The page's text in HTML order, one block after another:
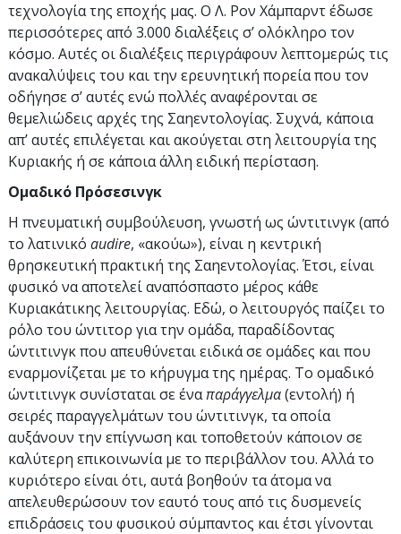
τεχνολογία της εποχής μας. Ο Λ. Ρον Χάμπαρντ έδωσε
περισσότερες από 3.000 διαλέξεις σ’ ολόκληρο τον
κόσμο. Αυτές οι διαλέξεις περιγράφουν λεπτομερώς τις
ανακαλύψεις του και την ερευνητική πορεία που τον
οδήγησε σ’ αυτές ενώ πολλές αναφέρονται σε
θεμελιώδεις αρχές της Σαηεντολογίας. Συχνά, κάποια
απ’ αυτές επιλέγεται και ακούγεται στη λειτουργία της
Κυριακής ή σε κάποια άλλη ειδική περίσταση.
Ομαδικό Πρόσεσινγκ
Η πνευματική συμβούλευση, γνωστή ως ώντιτινγκ (από
το λατινικό audire, «ακούω»), είναι η κεντρική
θρησκευτική πρακτική της Σαηεντολογίας. Έτσι, είναι
φυσικό να αποτελεί αναπόσπαστο μέρος κάθε
Κυριακάτικης λειτουργίας. Εδώ, ο λειτουργός παίζει το
ρόλο του ώντιτορ για την ομάδα, παραδίδοντας
ώντιτινγκ που απευθύνεται ειδικά σε ομάδες και που
εναρμονίζεται με το κήρυγμα της ημέρας. Το ομαδικό
ώντιτινγκ συνίσταται σε έναπαράγγελμα(εντολή) ή
σειρές παραγγελμάτων του ώντιτινγκ, τα οποία
αυξάνουν την επίγνωση και τοποθετούν κάποιον σε
καλύτερη επικοινωνία με το περιβάλλον του. Αλλά το
κυριότερο είναι ότι, αυτά βοηθούν τα άτομα να
απελευθερώσουν τον εαυτό τους από τις δυσμενείς
επιδράσεις του φυσικού σύμπαντος και έτσι γίνονται